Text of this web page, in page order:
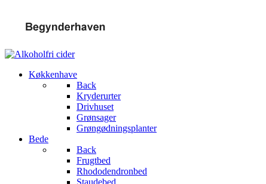
Køkkenhave
Back
Kryderurter
Drivhuset
Grønsager
Grøngødningsplanter
Bede
Back
Frugtbed
Rhododendronbed
Staudebed